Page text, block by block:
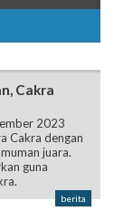
Cakra
2023
Cakra dengan
juara.
guna
berita